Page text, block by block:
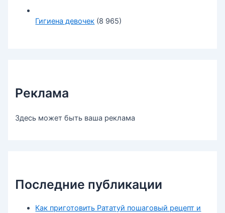
Гигиена девочек (8 965)
Реклама
Здесь может быть ваша реклама
Последние публикации
Как приготовить Рататуй пошаговый рецепт и